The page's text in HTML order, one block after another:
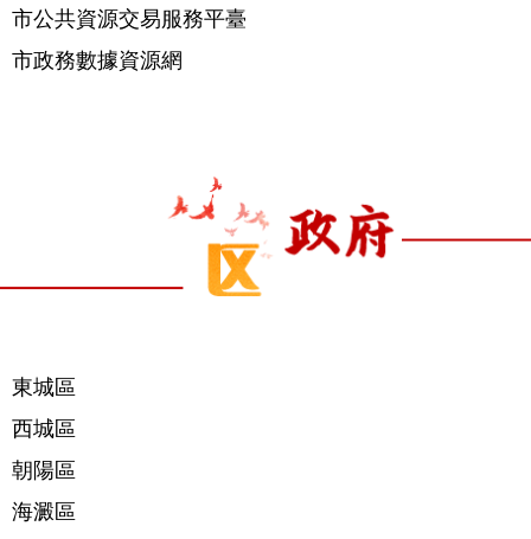
市公共資源交易服務平臺
市政務數據資源網
東城區
西城區
朝陽區
海澱區